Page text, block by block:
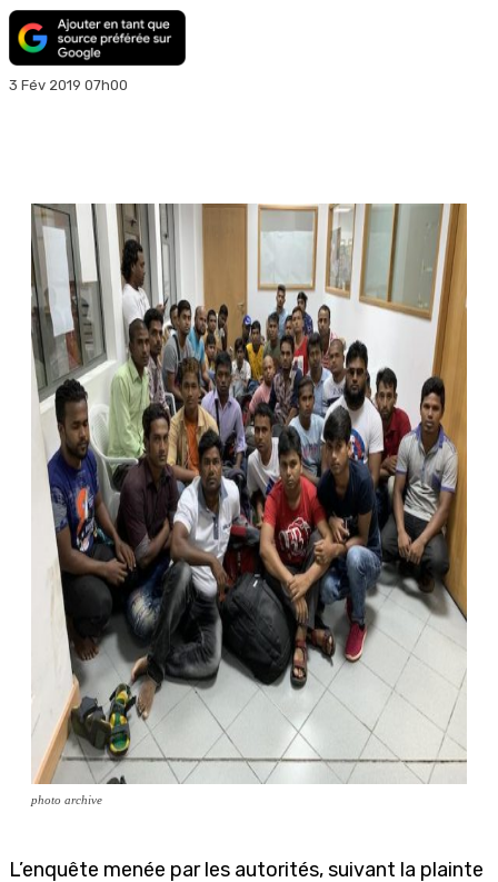
3 Fév 2019 07h00
photo archive
L’enquête menée par les autorités, suivant la plainte